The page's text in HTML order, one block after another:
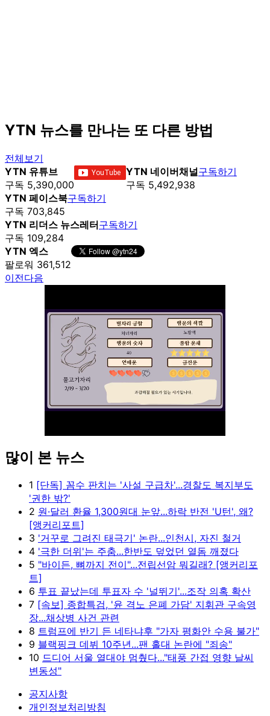
YTN 뉴스를 만나는 또 다른 방법
전체보기
YTN 유튜브
구독 5,390,000
YTN 네이버채널
구독 5,492,938
구독하기
YTN 페이스북
구독 703,845
구독하기
YTN 리더스 뉴스레터
구독 109,284
구독하기
YTN 엑스
팔로워 361,512
이전다음
많이 본 뉴스
1 [단독] 꼼수 판치는 '사설 구급차'...경찰도 복지부도
'권한 밖?'
2 원·달러 환율 1,300원대 눈앞...하락 반전 'U턴', 왜?
[앵커리포트]
3 '거꾸로 그려진 태극기' 논란...인천시, 자진 철거
4 '극한 더위'는 주춤...한반도 덮었던 열돔 깨졌다
5 "바이든, 뼈까지 전이"...전립선암 뭐길래? [앵커리포
트]
6 투표 끝났는데 투표자 수 '널뛰기'...조작 의혹 확산
7 [속보] 종합특검, '윤 격노 은폐 가담' 지휘관 구속영
장...채상병 사건 관련
8 트럼프에 반기 든 네타냐후 "가자 평화안 수용 불가"
9 블랙핑크 데뷔 10주년...팬 홀대 논란에 "죄송"
10 드디어 서울 열대야 멈췄다..."태풍 간접 영향 날씨
변동성"
공지사항
개인정보처리방침